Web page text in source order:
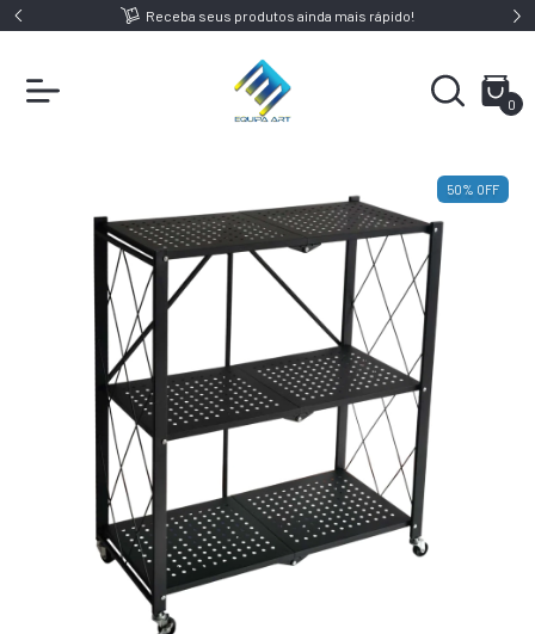
Receba seus produtos ainda mais rápido!
0
50% OFF